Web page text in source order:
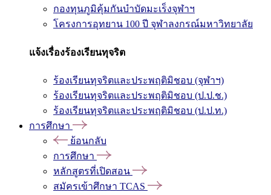
กองทุนภูมิคุ้มกันบำบัดมะเร็งจุฬาฯ
โครงการอุทยาน 100 ปี จุฬาลงกรณ์มหาวิทยาลัย
แจ้งเรื่องร้องเรียนทุจริต
ร้องเรียนทุจริตและประพฤติมิชอบ (จุฬาฯ)
ร้องเรียนทุจริตและประพฤติมิชอบ (ป.ป.ช.)
ร้องเรียนทุจริตและประพฤติมิชอบ (ป.ป.ท.)
การศึกษา
ย้อนกลับ
การศึกษา
หลักสูตรที่เปิดสอน
สมัครเข้าศึกษา TCAS